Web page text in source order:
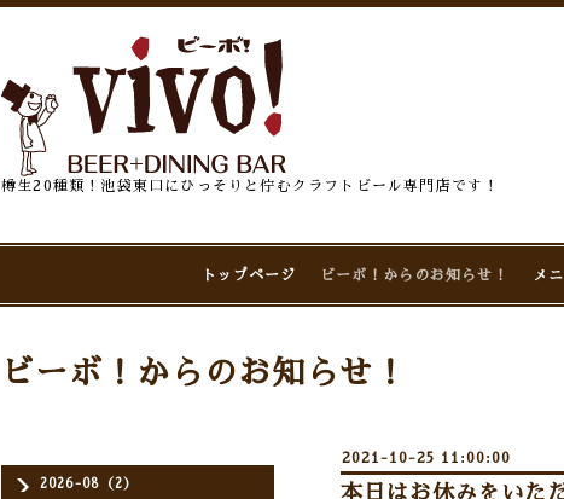
樽生20種類！池袋東口にひっそりと佇むクラフトビール専門店です！
トップページ ビーボ！からのお知らせ！ メ
2026-08（2）
ビーボ！からのお知らせ！
2021-10-25 11:00:00
本日はお休みをいた